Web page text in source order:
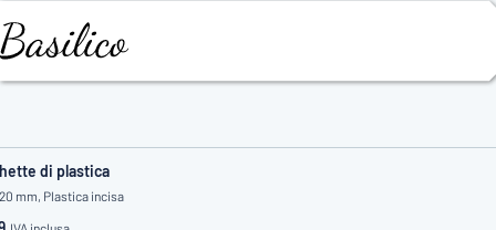
di plastica
mm, Plastica incisa